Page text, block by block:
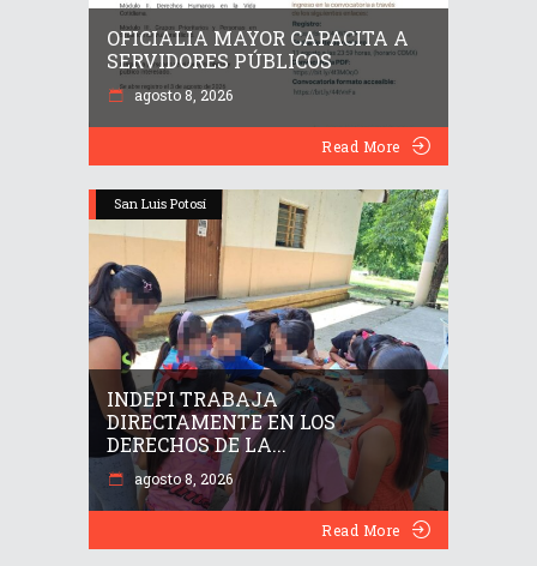
OFICIALIA MAYOR CAPACITA A
SERVIDORES PÚBLICOS
agosto 8, 2026
Read More
San Luis Potosí
INDEPI TRABAJA
DIRECTAMENTE EN LOS
DERECHOS DE LA...
agosto 8, 2026
Read More